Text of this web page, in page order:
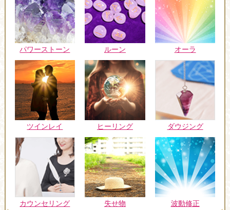
パワーストーン ルーン オーラ
ツインレイ ヒーリング ダウジング
カウンセリング 失せ物 波動修正